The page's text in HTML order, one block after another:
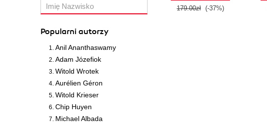
Popularni autorzy
Anil Ananthaswamy
Adam Józefiok
Witold Wrotek
Aurélien Géron
Witold Krieser
Chip Huyen
Michael Albada
179.00zł (-37%)